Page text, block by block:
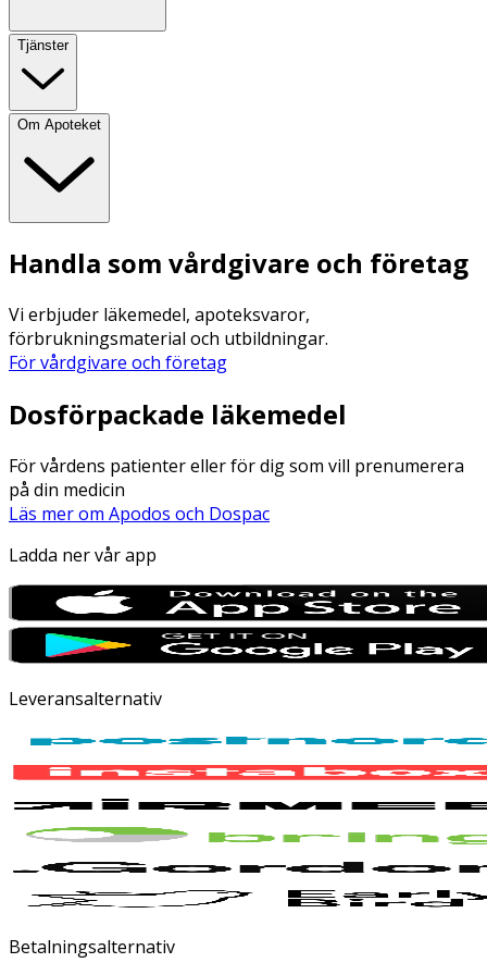
Tjänster
Om Apoteket
Handla som vårdgivare och företag
Vi erbjuder läkemedel, apoteksvaror,
förbrukningsmaterial och utbildningar.
För vårdgivare och företag
Dosförpackade läkemedel
För vårdens patienter eller för dig som vill prenumerera
på din medicin
Läs mer om Apodos och Dospac
Ladda ner vår app
Leveransalternativ
Betalningsalternativ